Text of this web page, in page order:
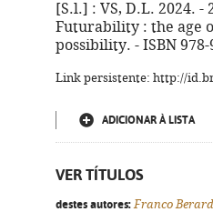
[S.l.] : VS, D.L. 2024.
Futurability : the age
possibility. - ISBN 978-
Link persistente: http://
ADICIONAR À LISTA
VER TÍTULOS
destes autores: Franco